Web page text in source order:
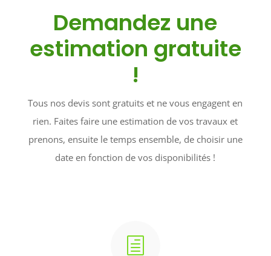
Demandez une
estimation gratuite
!
Tous nos devis sont gratuits et ne vous engagent en
rien. Faites faire une estimation de vos travaux et
prenons, ensuite le temps ensemble, de choisir une
date en fonction de vos disponibilités !
h